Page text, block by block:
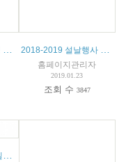
2018-2019 교육과정 설명회 개최 안내 2018-2019 설날행사 안내
홈페이지관리자
2019.01.23
조회 수 3847
2018-2019 교내 백일장 안내